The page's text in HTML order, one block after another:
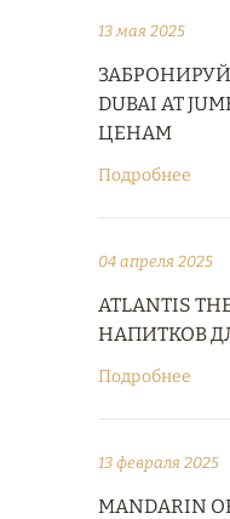
13 мая 2025
DUBAI AT
ЦЕНАМ
Подробнее
04 апреля 2025
ATLANTIS
НАПИТКОВ
Подробнее
13 февраля 2025
MANDARIN